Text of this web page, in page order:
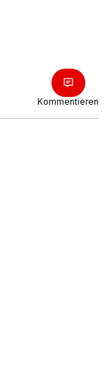
Kommentieren